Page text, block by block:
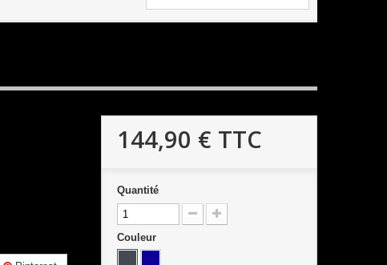
144,90 € TTC
Quantité
Couleur